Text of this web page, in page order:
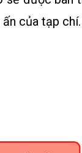
của tạp chí.